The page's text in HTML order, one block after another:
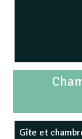
Gîte et